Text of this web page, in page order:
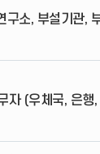
구소, 부설기관,
자 (우체국, 은